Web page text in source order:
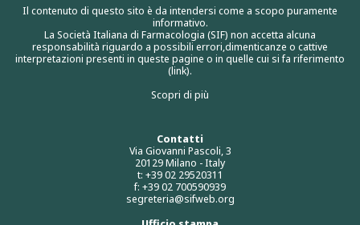
Contatti
Via Giovanni Pascoli, 3
20129 Milano - Italy
t: +39 02 29520311
f: +39 02 700590939
segreteria@sifweb.org
Il contenuto di questo sito è da intendersi come a scopo puramente
informativo.
La Società Italiana di Farmacologia (SIF) non accetta alcuna
responsabilità riguardo a possibili errori,dimenticanze o cattive
interpretazioni presenti in queste pagine o in quelle cui si fa riferimento
(link).
Scopri di più